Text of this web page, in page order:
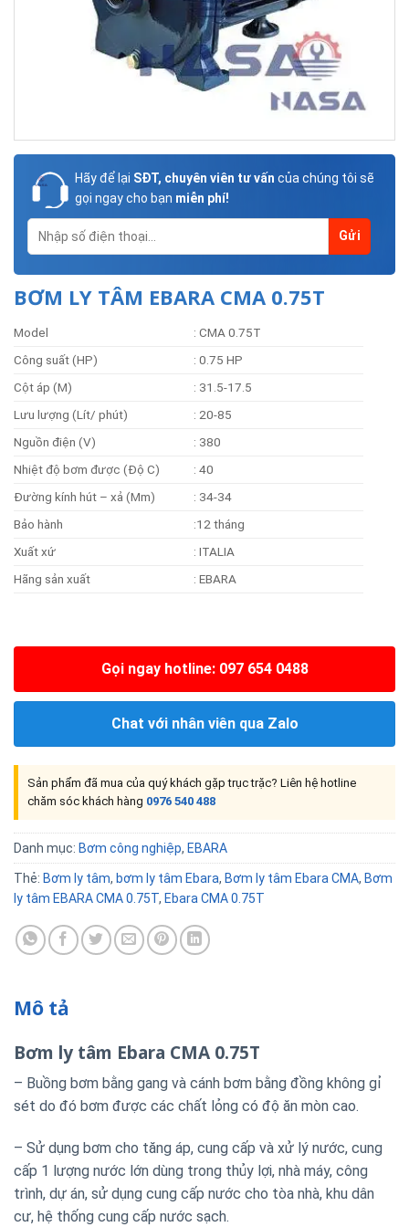
Hãy để lại SĐT, chuyên viên tư vấn của chúng tôi sẽ
gọi ngay cho bạn miễn phí!
BƠM LY TÂM EBARA CMA 0.75T
Model
: CMA 0.75T
Công suất (HP)
: 0.75 HP
Cột áp (M)
: 31.5-17.5
Lưu lượng (Lít/ phút)
: 20-85
Nguồn điện (V)
: 380
Nhiệt độ bơm được (Độ C)
: 40
Đường kính hút – xả (Mm)
: 34-34
Bảo hành
:12 tháng
Xuất xứ
: ITALIA
Hãng sản xuất
: EBARA
Gọi ngay hotline: 097 654 0488
Chat với nhân viên qua Zalo
Sản phẩm đã mua của quý khách gặp trục trặc? Liên hệ hotline
chăm sóc khách hàng 0976 540 488
Danh mục: Bơm công nghiệp, EBARA
Thẻ: Bơm ly tâm, bơm ly tâm Ebara, Bơm ly tâm Ebara CMA, Bơm
ly tâm EBARA CMA 0.75T, Ebara CMA 0.75T
Mô tả
Bơm ly tâm Ebara CMA 0.75T
– Buồng bơm bằng gang và cánh bơm bằng đồng không gỉ
sét do đó bơm được các chất lỏng có độ ăn mòn cao.
– Sử dụng bơm cho tăng áp, cung cấp và xử lý nước, cung
cấp 1 lượng nước lớn dùng trong thủy lợi, nhà máy, công
trình, dự án, sử dụng cung cấp nước cho tòa nhà, khu dân
cư, hệ thống cung cấp nước sạch.